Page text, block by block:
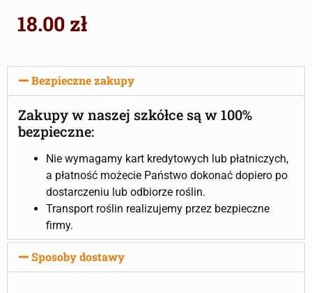
18.00 zł
Bezpieczne zakupy
Zakupy w naszej szkółce są w 100%
bezpieczne:
Nie wymagamy kart kredytowych lub płatniczych,
a płatność możecie Państwo dokonać dopiero po
dostarczeniu lub odbiorze roślin.
Transport roślin realizujemy przez bezpieczne
firmy.
Sposoby dostawy